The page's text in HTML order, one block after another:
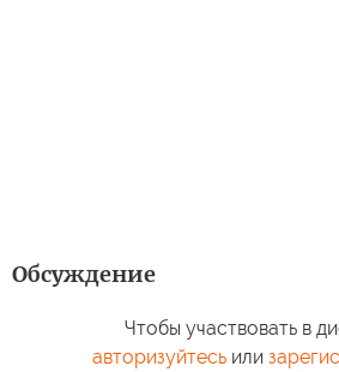
Обсуждение
Чтобы участвовать в
авторизуйтесьили